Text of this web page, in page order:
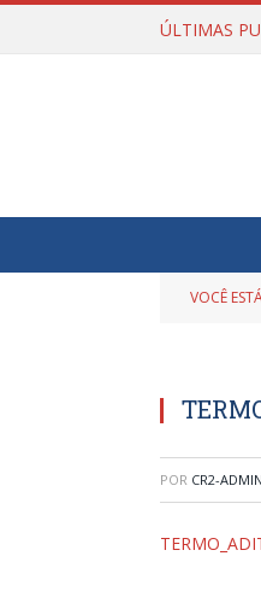
ÚLTIMAS
VOCÊ
POR CR2-